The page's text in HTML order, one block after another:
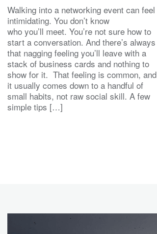
Walking into a networking event can feel
intimidating. You don’t know
who you’ll meet. You’re not sure how to
start a conversation. And there’s always
that nagging feeling you’ll leave with a
stack of business cards and nothing to
show for it. That feeling is common, and
it usually comes down to a handful of
small habits, not raw social skill. A few
simple tips […]